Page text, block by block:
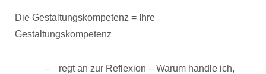
Die Gestaltungskompetenz = Ihre
Gestaltungskompetenz
regt an zur Reflexion – Warum handle ich,